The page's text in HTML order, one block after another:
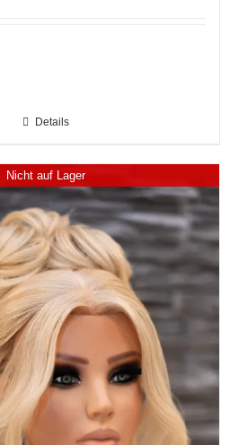
Details
Nicht auf Lager